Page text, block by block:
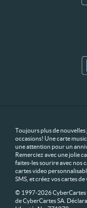
Toujours plus de
occasions! Une carte
une attention pour un
Remerciez avec une jolie
faites-les sourire avec nos
cartes video
SMS, et créez vos cartes
© 1997-2026 CyberCartes
de CyberCartes SA.